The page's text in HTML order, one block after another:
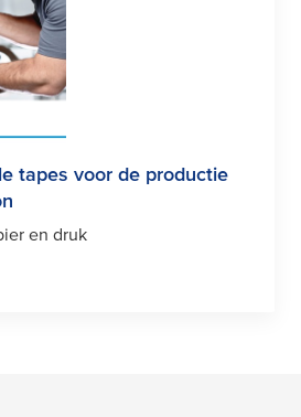
tapes voor de productie
en druk